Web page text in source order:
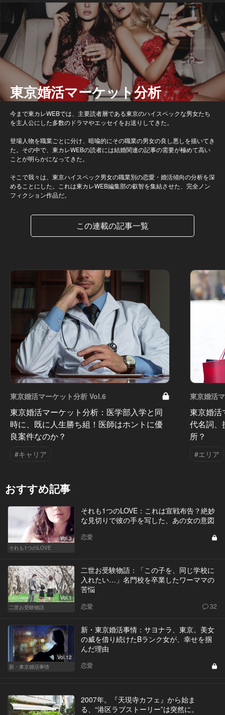
東京婚活マーケット分析
今まで東カレWEBでは、主要読者層である東京のハイスペックな男女たち
を主人公にした多数のドラマやエッセイをお送りしてきた。
登場人物を職業ごとに分け、暗喩的にその職業の男女の良し悪しを描いてき
た。その中で、東カレWEBの読者には結婚関連の記事の需要が極めて高い
ことが明らかになってきた。
そこで我々は、東京ハイスペック男女の職業別の恋愛・婚活傾向の分析を深
めることにした。これは東カレWEB編集部の叡智を集結させた、完全ノン
フィクション作品だ。
この連載の記事一覧
東京婚活マーケット分析 Vol.6
東京婚活マーケット分析：医学部入学と同
時に、既に人生勝ち組！医師はホントに優
良案件なのか？
#キャリア
東京婚活
東京婚活
代名詞、
所？
#エリア
おすすめ記事
Vol.3
それも1つのLOVE
それも1つのLOVE：これは宣戦布告？絶妙
な見切りで彼の手を写した、あの女の意図
恋愛
Vol.1
二世お受験物語
二世お受験物語：「この子を、同じ学校に
入れたい…」名門校を卒業したワーママの
苦悩
恋愛 32
Vol.12
新・東京婚活事情
新・東京婚活事情：サヨナラ、東京。美女
の威を借り続けたBランク女が、幸せを掴
んだ理由
恋愛
2007年。『天現寺カフェ』から始ま
る、“港区ラブストーリー”は突然に。